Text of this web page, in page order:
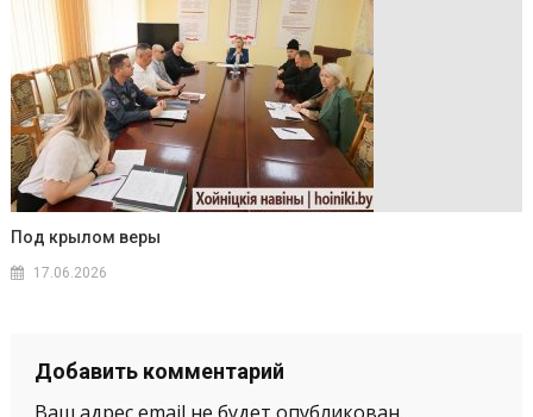
Под крылом веры
17.06.2026
Добавить комментарий